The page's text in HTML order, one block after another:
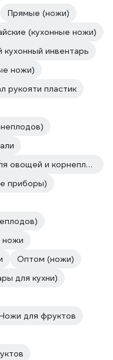
Прямые (ножи)
(кухонные ножи)
инвентарь
ножи)
рукояти пластик
Из нержавеющей стали (ножи для овощей и корнеплодов)
приборы)
ножи
Оптом (ножи)
для кухни)
для фруктов